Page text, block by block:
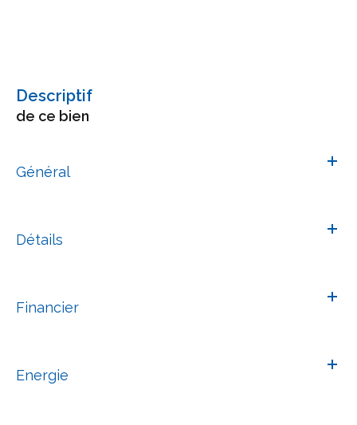
descriptif
de ce bien
Général
Détails
Financier
Energie